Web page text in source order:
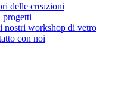
delle creazioni
progetti
nostri workshop di vetro
con noi